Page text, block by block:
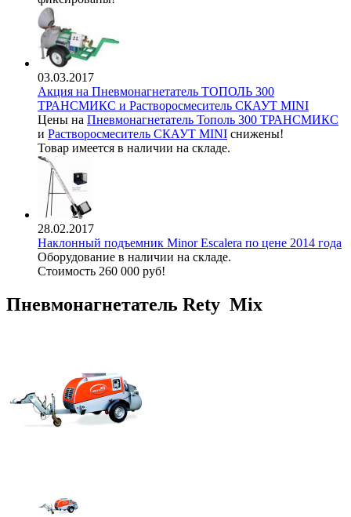
03.03.2017
Акция на Пневмонагнетатель ТОПОЛЬ 300
ТРАНСМИКС и Растворосмеситель СКАУТ MINI
Цены на Пневмонагнетатель Тополь 300 ТРАНСМИКС
и Растворосмеситель СКАУТ MINI снижены!
Товар имеется в наличии на складе.
28.02.2017
Наклонный подъемник Minor Escalera по цене 2014 года
Оборудование в наличии на складе.
Стоимость 260 000 руб!
Пневмонагнетатель Rety Mix